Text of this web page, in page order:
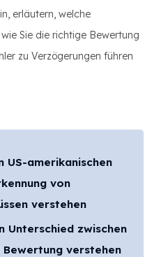
erläutern, welche
Sie die richtige Bewertung
zu Verzögerungen führen
US-amerikanischen
von
verstehen
Unterschied zwischen
Bewertung verstehen